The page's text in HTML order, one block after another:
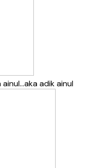
adik ainul